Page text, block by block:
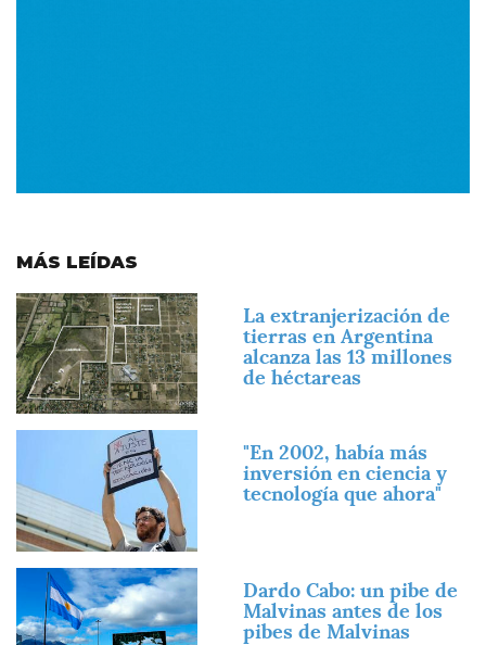
MÁS LEÍDAS
Imagen
La extranjerización de
tierras en Argentina
alcanza las 13 millones
de héctareas
"En 2002, había más
inversión en ciencia y
tecnología que ahora"
Imagen
Dardo Cabo: un pibe de
Malvinas antes de los
pibes de Malvinas